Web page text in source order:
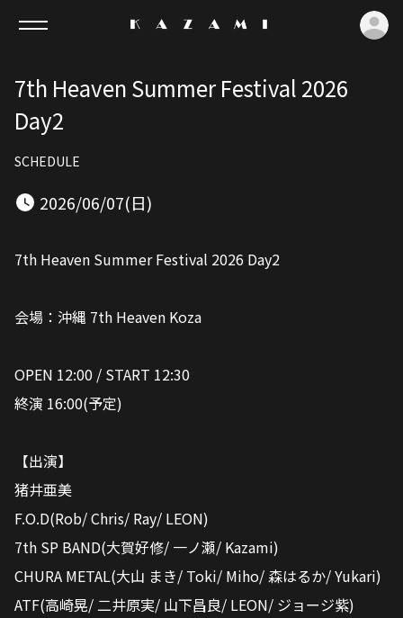
7th Heaven Summer Festival 2026
Day2
SCHEDULE
2026/06/07(日)
7th Heaven Summer Festival 2026 Day2
会場：沖縄 7th Heaven Koza
OPEN 12:00 / START 12:30
終演 16:00(予定)
【出演】
猪井亜美
F.O.D(Rob/ Chris/ Ray/ LEON)
7th SP BAND(大賀好修/ 一ノ瀬/ Kazami)
CHURA METAL(大山 まき/ Toki/ Miho/ 森はるか/ Yukari)
ATF(高崎晃/ 二井原実/ 山下昌良/ LEON/ ジョージ紫)